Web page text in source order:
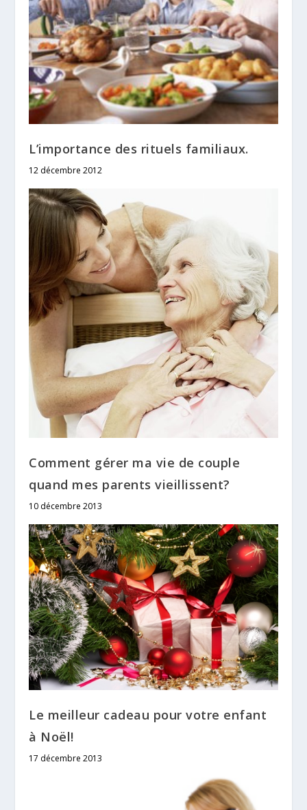
L’importance des rituels familiaux.
12 décembre 2012
Comment gérer ma vie de couple
quand mes parents vieillissent?
10 décembre 2013
Le meilleur cadeau pour votre enfant
à Noël!
17 décembre 2013